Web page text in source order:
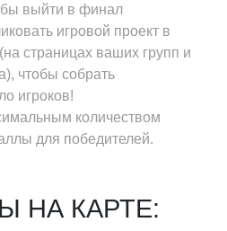
выйти в финал
игровой проект в
страницах ваших групп и
чтобы собрать
игроков!
количеством
для победителей.
НА КАРТЕ: